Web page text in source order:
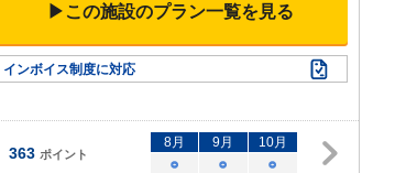
▶この施設のプラン一覧を見る
インボイス制度に対応
363 ポイント
8月 9月 10月
○
○ ○